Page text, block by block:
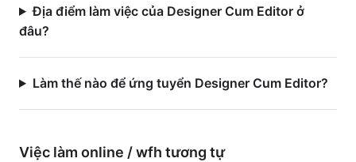
Địa điểm làm việc của Designer Cum Editor ở
đâu?
Làm thế nào để ứng tuyển Designer Cum Editor?
Việc làm online / wfh tương tự